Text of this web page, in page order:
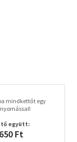
esetleg a Heffley-
is!
mindkettőt egy
együtt:
Ft